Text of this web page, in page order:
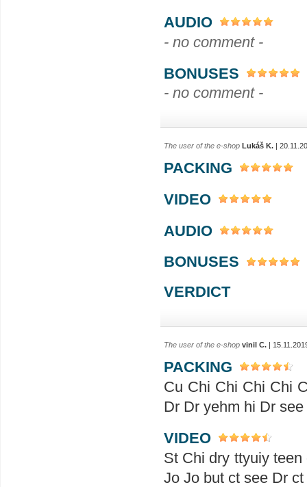
AUDIO
- no comment -
BONUSES
- no comment -
The user of the e-shop Lukáš K. |
PACKING
VIDEO
AUDIO
BONUSES
VERDICT
The user of the e-shop vinil C. |
PACKING
Cu Chi Chi Chi Chi
Dr Dr yehm hi Dr
VIDEO
St Chi dry ttyuiy
Jo Jo but ct see Dr